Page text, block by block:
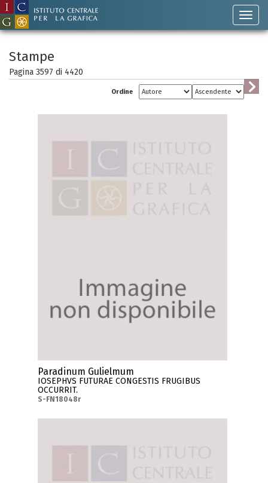
Stampe
Pagina 3597 di 4420
Ordine
Paradinum Gulielmum
IOSEPHVS FUTURAE CONGESTIS FRUGIBUS
OCCURRIT.
S-FN18048r